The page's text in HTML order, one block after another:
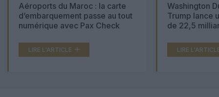
Aéroports du Maroc : la carte
d’embarquement passe au tout
numérique avec Pax Check
LIRE L'ARTICLE
Washington
Trump lance
de 22,5
LIRE